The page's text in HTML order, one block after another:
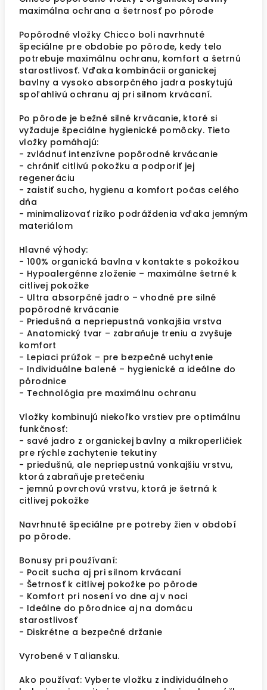
maximálna ochrana a šetrnosť po pôrode
Popôrodné vložky Chicco boli navrhnuté
špeciálne pre obdobie po pôrode, kedy telo
potrebuje maximálnu ochranu, komfort a šetrnú
starostlivosť. Vďaka kombinácii organickej
bavlny a vysoko absorpčného jadra poskytujú
spoľahlivú ochranu aj pri silnom krvácaní.
Po pôrode je bežné silné krvácanie, ktoré si
vyžaduje špeciálne hygienické pomôcky. Tieto
vložky pomáhajú:
- zvládnuť intenzívne popôrodné krvácanie
- chrániť citlivú pokožku a podporiť jej
regeneráciu
- zaistiť sucho, hygienu a komfort počas celého
dňa
- minimalizovať riziko podráždenia vďaka jemným
materiálom
Hlavné výhody:
- 100% organická bavlna v kontakte s pokožkou
- Hypoalergénne zloženie – maximálne šetrné k
citlivej pokožke
- Ultra absorpčné jadro – vhodné pre silné
popôrodné krvácanie
- Priedušná a nepriepustná vonkajšia vrstva
- Anatomický tvar – zabraňuje treniu a zvyšuje
komfort
- Lepiaci prúžok – pre bezpečné uchytenie
- Individuálne balené – hygienické a ideálne do
pôrodnice
- Technológia pre maximálnu ochranu
Vložky kombinujú niekoľko vrstiev pre optimálnu
funkčnosť:
- savé jadro z organickej bavlny a mikroperličiek
pre rýchle zachytenie tekutiny
- priedušnú, ale nepriepustnú vonkajšiu vrstvu,
ktorá zabraňuje pretečeniu
- jemnú povrchovú vrstvu, ktorá je šetrná k
citlivej pokožke
Navrhnuté špeciálne pre potreby žien v období
po pôrode.
Bonusy pri používaní:
- Pocit sucha aj pri silnom krvácaní
- Šetrnosť k citlivej pokožke po pôrode
- Komfort pri nosení vo dne aj v noci
- Ideálne do pôrodnice aj na domácu
starostlivosť
- Diskrétne a bezpečné držanie
Vyrobené v Taliansku.
Ako používať: Vyberte vložku z individuálneho